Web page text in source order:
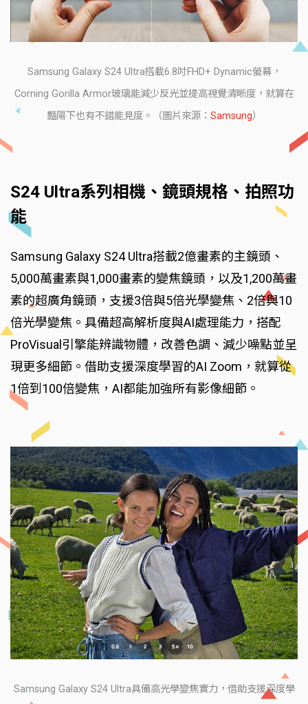
Samsung Galaxy S24 Ultra搭載6.8吋FHD+ Dynamic螢幕，
Corning Gorilla Armor玻璃能減少反光並提高視覺清晰度，就算在
豔陽下也有不錯能見度。（圖片來源： Samsung）
S24 Ultra系列相機、鏡頭規格、拍照功
能
Samsung Galaxy S24 Ultra搭載2億畫素的主鏡頭、
5,000萬畫素與1,000畫素的變焦鏡頭，以及1,200萬畫
素的超廣角鏡頭，支援3倍與5倍光學變焦、2倍與10
倍光學變焦。具備超高解析度與AI處理能力，搭配
ProVisual引擎能辨識物體，改善色調、減少噪點並呈
現更多細節。借助支援深度學習的AI Zoom，就算從
1倍到100倍變焦，AI都能加強所有影像細節。
Samsung Galaxy S24 Ultra具備高光學變焦實力，借助支援深度學